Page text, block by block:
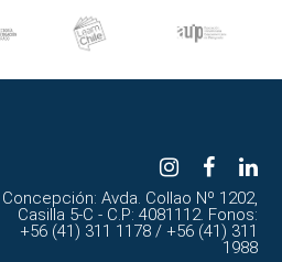
Concepción: Avda. Collao Nº 1202,
Casilla 5-C - C.P: 4081112. Fonos:
+56 (41) 311 1178 / +56 (41) 311
1988